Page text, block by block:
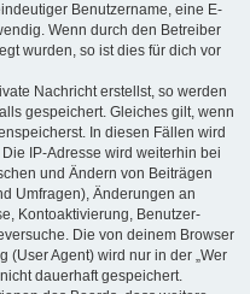
Benutzername, eine E-
Wenn durch den Betreiber
wurden, so ist dies für dich vor
Nachricht erstellst, so werden
gespeichert. Gleiches gilt, wenn
In diesen Fällen wird
IP-Adresse wird weiterhin bei
und Ändern von Beiträgen
Umfragen), Änderungen an
Kontoaktivierung, Benutzer-
Die von deinem Browser
(User Agent) wird nur in der „Wer
dauerhaft gespeichert.